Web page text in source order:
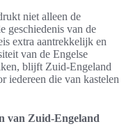
niet alleen de
geschiedenis van de
extra aantrekkelijk en
van de Engelse
blijft Zuid-Engeland
iedereen die van kastelen
van Zuid-Engeland